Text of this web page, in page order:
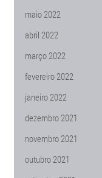
maio 2022
abril 2022
março 2022
fevereiro 2022
janeiro 2022
dezembro 2021
novembro 2021
outubro 2021